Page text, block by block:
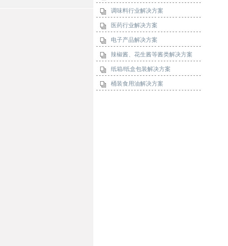
调味料行业解决方案
医药行业解决方案
电子产品解决方案
辣椒酱、花生酱等酱类解决方案
纸箱/纸盒包装解决方案
桶装食用油解决方案